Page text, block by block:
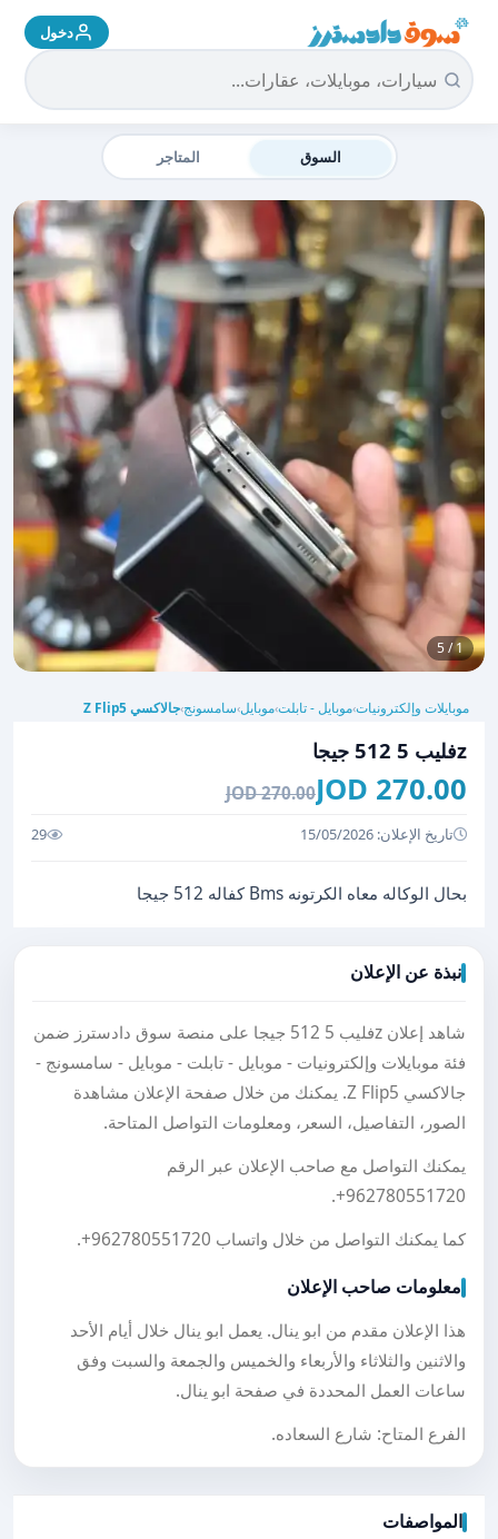
سوق دادسترز الرئيسية دخول
السوق المتاجر
1 / 5
موبايلات وإلكترونيات›موبايل - تابلت›موبايل›سامسونج›جالاكسي Z Flip5
zفليب 5 512 جيجا
270.00 JOD
270.00 JOD
تاريخ الإعلان: 15/05/2026 29
بحال الوكاله معاه الكرتونه Bms كفاله 512 جيجا
نبذة عن الإعلان
شاهد إعلان zفليب 5 512 جيجا على منصة سوق دادسترز ضمن
فئة موبايلات وإلكترونيات - موبايل - تابلت - موبايل - سامسونج -
جالاكسي Z Flip5. يمكنك من خلال صفحة الإعلان مشاهدة
الصور، التفاصيل، السعر، ومعلومات التواصل المتاحة.
يمكنك التواصل مع صاحب الإعلان عبر الرقم
+962780551720
.
كما يمكنك التواصل من خلال واتساب +962780551720
.
معلومات صاحب الإعلان
هذا الإعلان مقدم من ابو ينال. يعمل ابو ينال خلال أيام الأحد
والاثنين والثلاثاء والأربعاء والخميس والجمعة والسبت وفق
ساعات العمل المحددة في صفحة ابو ينال.
الفرع المتاح: شارع السعاده.
المواصفات